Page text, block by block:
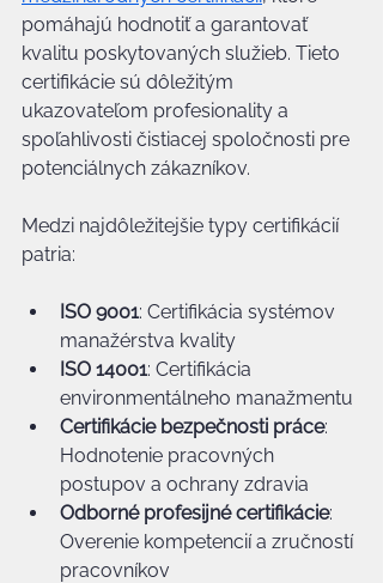
pomáhajú hodnotiť a garantovať
kvalitu poskytovaných služieb. Tieto
certifikácie sú dôležitým
ukazovateľom profesionality a
spoľahlivosti čistiacej spoločnosti pre
potenciálnych zákazníkov.
Medzi najdôležitejšie typy certifikácií
patria:
ISO 9001: Certifikácia systémov
manažérstva kvality
ISO 14001: Certifikácia
environmentálneho manažmentu
Certifikácie bezpečnosti práce:
Hodnotenie pracovných
postupov a ochrany zdravia
Odborné profesijné certifikácie:
Overenie kompetencií a zručností
pracovníkov